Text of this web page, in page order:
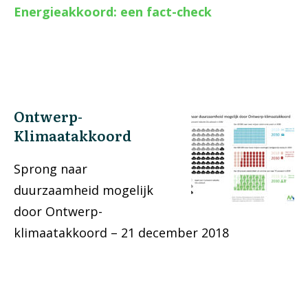
Energieakkoord: een fact-check
Ontwerp-
Klimaatakkoord
Sprong naar
duurzaamheid mogelijk
door Ontwerp-
klimaatakkoord – 21 december 2018